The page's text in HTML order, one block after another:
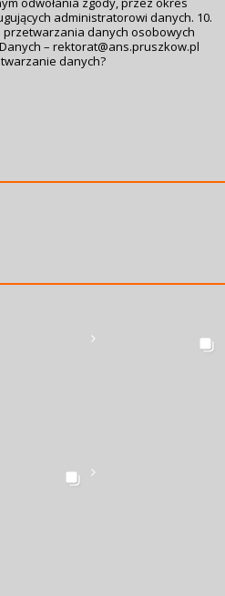
administratorowi danych. 10.
danych osobowych
– rektorat@ans.pruszkow.pl
danych?